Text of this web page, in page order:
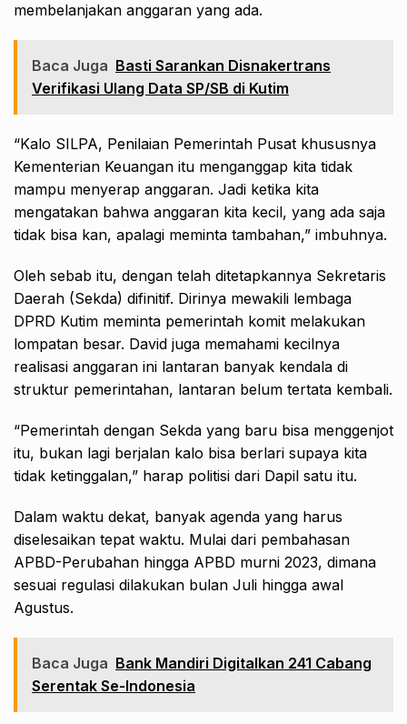
membelanjakan anggaran yang ada.
Baca Juga Basti Sarankan Disnakertrans
Verifikasi Ulang Data SP/SB di Kutim
“Kalo SILPA, Penilaian Pemerintah Pusat khususnya
Kementerian Keuangan itu menganggap kita tidak
mampu menyerap anggaran. Jadi ketika kita
mengatakan bahwa anggaran kita kecil, yang ada saja
tidak bisa kan, apalagi meminta tambahan,” imbuhnya.
Oleh sebab itu, dengan telah ditetapkannya Sekretaris
Daerah (Sekda) difinitif. Dirinya mewakili lembaga
DPRD Kutim meminta pemerintah komit melakukan
lompatan besar. David juga memahami kecilnya
realisasi anggaran ini lantaran banyak kendala di
struktur pemerintahan, lantaran belum tertata kembali.
“Pemerintah dengan Sekda yang baru bisa menggenjot
itu, bukan lagi berjalan kalo bisa berlari supaya kita
tidak ketinggalan,” harap politisi dari Dapil satu itu.
Dalam waktu dekat, banyak agenda yang harus
diselesaikan tepat waktu. Mulai dari pembahasan
APBD-Perubahan hingga APBD murni 2023, dimana
sesuai regulasi dilakukan bulan Juli hingga awal
Agustus.
Baca Juga Bank Mandiri Digitalkan 241 Cabang
Serentak Se-Indonesia